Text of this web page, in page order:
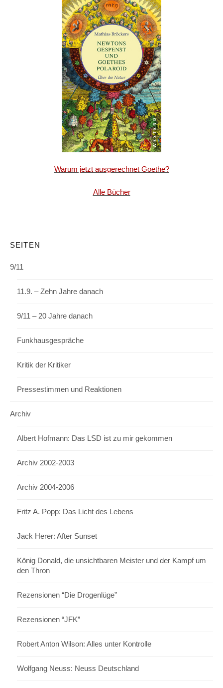
Warum jetzt ausgerechnet Goethe?
Alle Bücher
SEITEN
9/11
11.9. – Zehn Jahre danach
9/11 – 20 Jahre danach
Funkhausgespräche
Kritik der Kritiker
Pressestimmen und Reaktionen
Archiv
Albert Hofmann: Das LSD ist zu mir gekommen
Archiv 2002-2003
Archiv 2004-2006
Fritz A. Popp: Das Licht des Lebens
Jack Herer: After Sunset
König Donald, die unsichtbaren Meister und der Kampf um
den Thron
Rezensionen “Die Drogenlüge”
Rezensionen “JFK”
Robert Anton Wilson: Alles unter Kontrolle
Wolfgang Neuss: Neuss Deutschland